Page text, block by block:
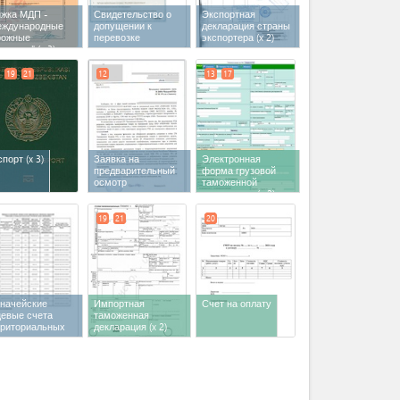
МДП -
(x 3)
Свидетельство о
допущении к
перевозке
скоропортящихся
продуктов
Экспортная
декларация страны
экспортера (x 2)
(x 3)
19 21
Заявка на
предварительный
осмотр
12
Электронная
форма грузовой
таможенной
декларации(x 2)
13 17
счета
Импортная
таможенная
декларация (x 2)
19 21
Счет на оплату
20